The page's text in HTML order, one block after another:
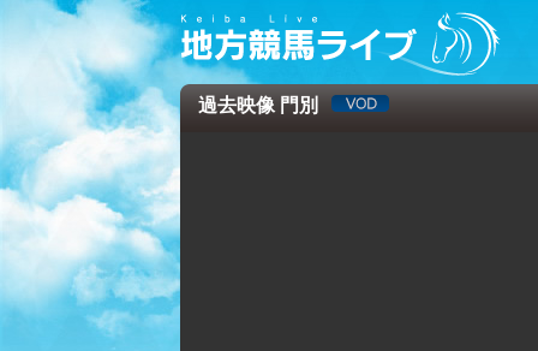
過去映像 門別